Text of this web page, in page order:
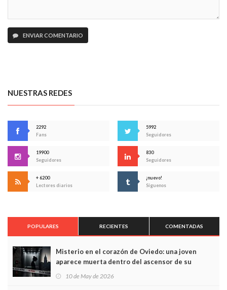
ENVIAR COMENTARIO
NUESTRAS REDES
2292
Fans
5992
Seguidores
19900
Seguidores
830
Seguidores
+ 6200
Lectores diarios
¡nuevo!
Síguenos
POPULARES RECIENTES COMENTADAS
Misterio en el corazón de Oviedo: una joven
aparece muerta dentro del ascensor de su
edificio y las cámaras captan sus últimos minutos
10 de May de 2026